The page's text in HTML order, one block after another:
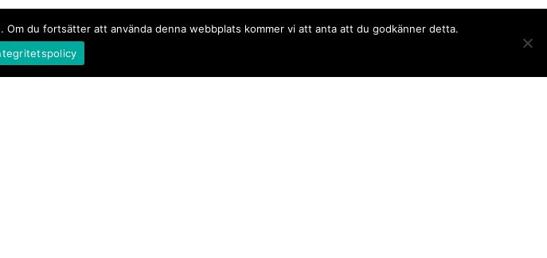
du fortsätter att använda denna webbplats kommer vi att anta att du godkänner detta.